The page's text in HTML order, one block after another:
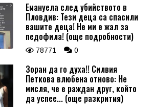
Емануела след убийството в
Пловдив: Тези деца са спасили
вашите деца! Не ми е жал за
педофила! (още подробности)
78771 0
Зоран да го духа!! Силвия
Петкова влюбена отново: Не
мисля, че е раждан друг, който
да успее... (още разкрития)